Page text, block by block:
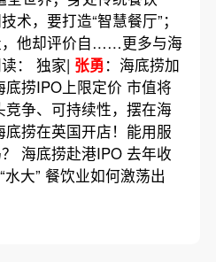
术，要打造“智慧餐厅”；
，他却评价自……更多与海
： 独家| 张勇：海底捞加
捞IPO上限定价 市值将
争、可持续性，摆在海
捞在英国开店！能用服
海底捞赴港IPO 去年收
大” 餐饮业如何激荡出